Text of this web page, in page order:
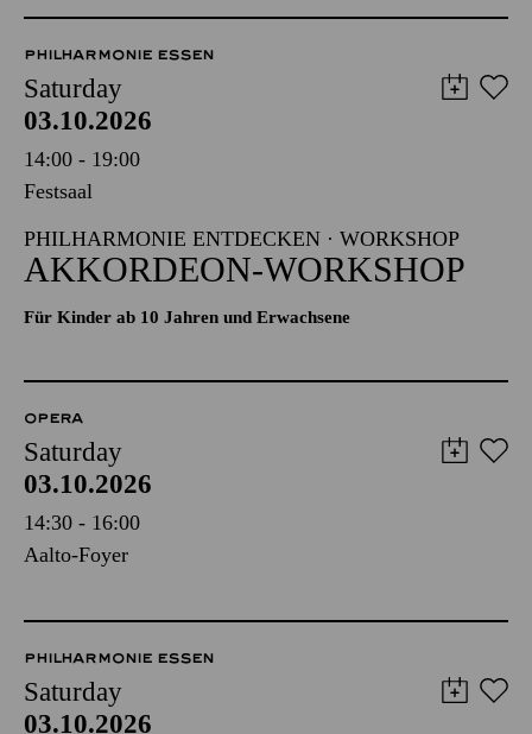
PHILHARMONIE ESSEN
Saturday
03.10.2026
14:00 - 19:00
Festsaal
PHILHARMONIE ENTDECKEN · WORKSHOP
AKKORDEON-WORKSHOP
Für Kinder ab 10 Jahren und Erwachsene
OPERA
Saturday
03.10.2026
14:30 - 16:00
Aalto-Foyer
PHILHARMONIE ESSEN
Saturday
03.10.2026